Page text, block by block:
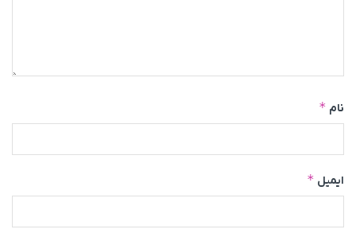
نام *
ایمیل *